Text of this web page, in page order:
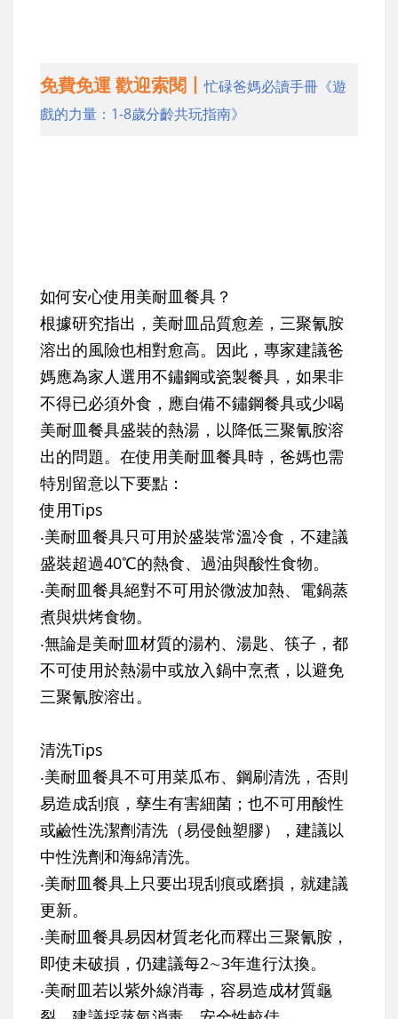
免費免運 歡迎索閱丨忙碌爸媽必讀手冊《遊
戲的力量：1-8歲分齡共玩指南》
如何安心使用美耐皿餐具？
根據研究指出，美耐皿品質愈差，三聚氰胺
溶出的風險也相對愈高。因此，專家建議爸
媽應為家人選用不鏽鋼或瓷製餐具，如果非
不得已必須外食，應自備不鏽鋼餐具或少喝
美耐皿餐具盛裝的熱湯，以降低三聚氰胺溶
出的問題。在使用美耐皿餐具時，爸媽也需
特別留意以下要點：
使用Tips
‧美耐皿餐具只可用於盛裝常溫冷食，不建議
盛裝超過40℃的熱食、過油與酸性食物。
‧美耐皿餐具絕對不可用於微波加熱、電鍋蒸
煮與烘烤食物。
‧無論是美耐皿材質的湯杓、湯匙、筷子，都
不可使用於熱湯中或放入鍋中烹煮，以避免
三聚氰胺溶出。
清洗Tips
‧美耐皿餐具不可用菜瓜布、鋼刷清洗，否則
易造成刮痕，孳生有害細菌；也不可用酸性
或鹼性洗潔劑清洗（易侵蝕塑膠），建議以
中性洗劑和海綿清洗。
‧美耐皿餐具上只要出現刮痕或磨損，就建議
更新。
‧美耐皿餐具易因材質老化而釋出三聚氰胺，
即使未破損，仍建議每2∼3年進行汰換。
‧美耐皿若以紫外線消毒，容易造成材質龜